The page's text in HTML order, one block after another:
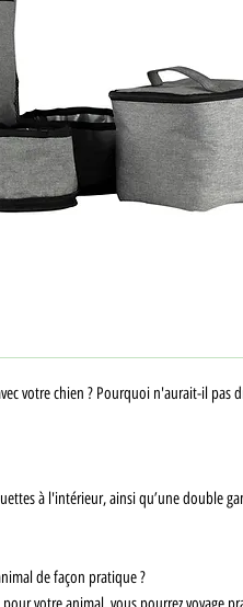
votre chien ? Pourquoi n'aurait-il pas
à l'intérieur, ainsi qu’une double
de façon pratique ?